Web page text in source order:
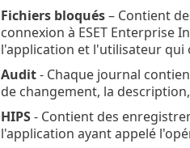
Fichiers bloqués– Contient
connexion à ESET Enterprise
l'application et l'utilisateur qui
Audit- Chaque journal
de changement, la
HIPS- Contient des
l'application ayant appelé